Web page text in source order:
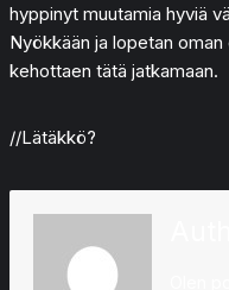
hyppinyt muutamia hyviä
Nyökkään ja lopetan
kehottaen tätä jatkamaan.
//Lätäkkö?